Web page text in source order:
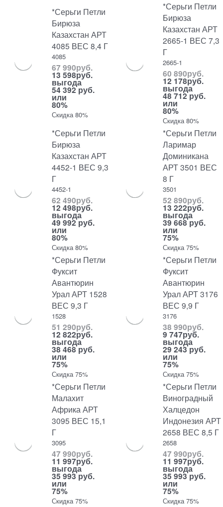
*Серьги Петли
Бирюза
Казахстан АРТ
4085 ВЕС 8,4 Г
4085
67 990руб.
13 598руб.
выгода
54 392 руб.
или
80%
Скидка 80%
*Серьги Петли
Бирюза
Казахстан АРТ
2665-1 ВЕС 7,3
Г
2665-1
60 890руб.
12 178руб.
выгода
48 712 руб.
или
80%
Скидка 80%
*Серьги Петли
Бирюза
Казахстан АРТ
4452-1 ВЕС 9,3
Г
4452-1
62 490руб.
12 498руб.
выгода
49 992 руб.
или
80%
Скидка 80%
*Серьги Петли
Ларимар
Доминикана
АРТ 3501 ВЕС
8 Г
3501
52 890руб.
13 222руб.
выгода
39 668 руб.
или
75%
Скидка 75%
*Серьги Петли
Фуксит
Авантюрин
Урал АРТ 1528
ВЕС 9,3 Г
1528
51 290руб.
12 822руб.
выгода
38 468 руб.
или
75%
Скидка 75%
*Серьги Петли
Фуксит
Авантюрин
Урал АРТ 3176
ВЕС 9,9 Г
3176
38 990руб.
9 747руб.
выгода
29 243 руб.
или
75%
Скидка 75%
*Серьги Петли
Малахит
Африка АРТ
3095 ВЕС 15,1
Г
3095
47 990руб.
11 997руб.
выгода
35 993 руб.
или
75%
Скидка 75%
*Серьги Петли
Виноградный
Халцедон
Индонезия АРТ
2658 ВЕС 8,5 Г
2658
47 990руб.
11 997руб.
выгода
35 993 руб.
или
75%
Скидка 75%